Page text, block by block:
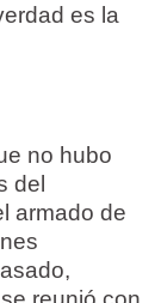
es la
no hubo
del
armado de